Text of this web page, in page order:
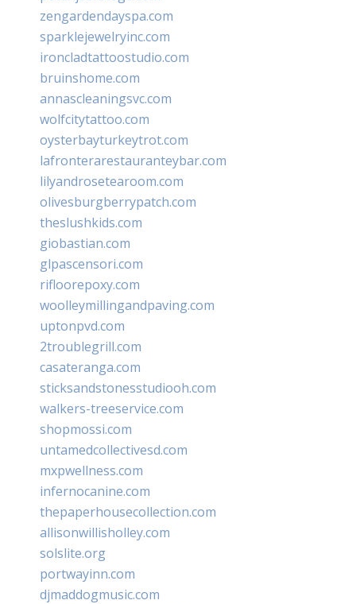
zengardendayspa.com
sparklejewelryinc.com
ironcladtattoostudio.com
bruinshome.com
annascleaningsvc.com
wolfcitytattoo.com
oysterbayturkeytrot.com
lafronterarestauranteybar.com
lilyandrosetearoom.com
olivesburgberrypatch.com
theslushkids.com
giobastian.com
glpascensori.com
rifloorepoxy.com
woolleymillingandpaving.com
uptonpvd.com
2troublegrill.com
casateranga.com
sticksandstonesstudiooh.com
walkers-treeservice.com
shopmossi.com
untamedcollectivesd.com
mxpwellness.com
infernocanine.com
thepaperhousecollection.com
allisonwillisholley.com
solslite.org
portwayinn.com
djmaddogmusic.com